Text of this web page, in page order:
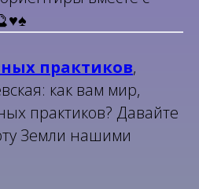
практиков,
как вам мир,
практиков? Давайте
Земли нашими